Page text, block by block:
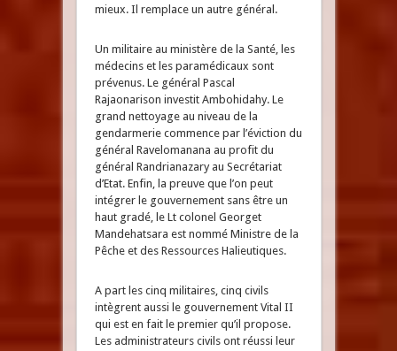
mieux. Il remplace un autre général.
Un militaire au ministère de la Santé, les
médecins et les paramédicaux sont
prévenus. Le général Pascal
Rajaonarison investit Ambohidahy. Le
grand nettoyage au niveau de la
gendarmerie commence par l’éviction du
général Ravelomanana au profit du
général Randrianazary au Secrétariat
d’Etat. Enfin, la preuve que l’on peut
intégrer le gouvernement sans être un
haut gradé, le Lt colonel Georget
Mandehatsara est nommé Ministre de la
Pêche et des Ressources Halieutiques.
A part les cinq militaires, cinq civils
intègrent aussi le gouvernement Vital II
qui est en fait le premier qu’il propose.
Les administrateurs civils ont réussi leur